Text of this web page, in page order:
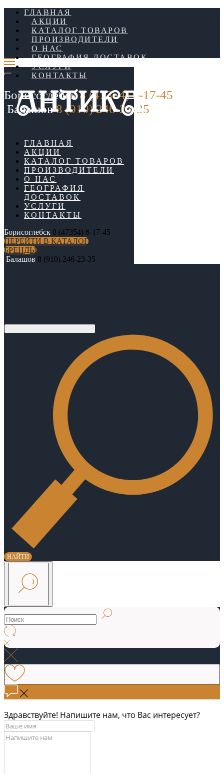
ГЛАВНАЯ
АКЦИИ
КАТАЛОГ ТОВАРОВ
ПРОИЗВОДИТЕЛИ
О НАС
ГЕОГРАФИЯ ДОСТАВОК
УСЛУГИ
КОНТАКТЫ
Борисоглебск8 (47354) 6-17-45
Балашов8 (910) 246-23-35
ГЛАВНАЯ
АКЦИИ
КАТАЛОГ ТОВАРОВ
ПРОИЗВОДИТЕЛИ
О НАС
ГЕОГРАФИЯ
ДОСТАВОК
УСЛУГИ
КОНТАКТЫ
Борисоглебск 8 (47354) 6-17-45
ПЕРЕЙТИ В КАТАЛОГ
БРЕНДЫ
Балашов 8 (910) 246-23-35
НАЙТИ
Здравствуйте! Напишите нам, что Вас интересует?